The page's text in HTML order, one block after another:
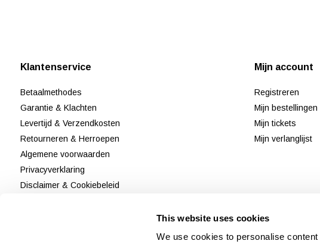
This website uses cookies
We use cookies to personalise
Klantenservice
Betaalmethodes
Garantie & Klachten
Levertijd & Verzendkosten
Retourneren & Herroepen
Algemene voorwaarden
Privacyverklaring
Disclaimer & Cookiebeleid
Mijn account
Registreren
Mijn bestellingen
Mijn tickets
Mijn verlanglijst